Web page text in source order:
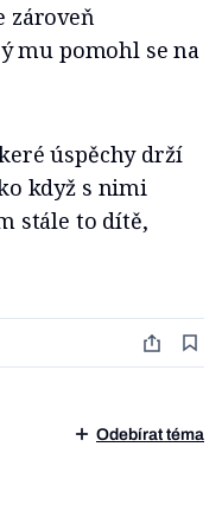
zároveň
mu pomohl se na
úspěchy drží
když s nimi
stále to dítě,
Odebírat téma